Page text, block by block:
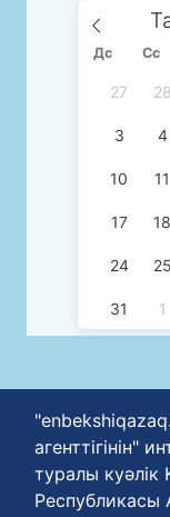
Дс Сc
27 28
3 4
10 11
17 18
24 25
31 1
агенттігінін"
туралы куәлік
Республикасы